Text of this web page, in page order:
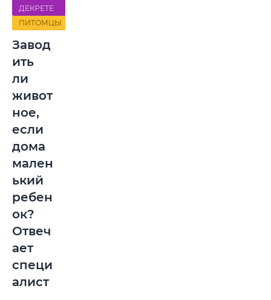
ДЕКРЕТЕ
ПИТОМЦЫ
Завод
ить
ли
живот
ное,
если
дома
мален
ький
ребен
ок?
Отвеч
ает
специ
алист